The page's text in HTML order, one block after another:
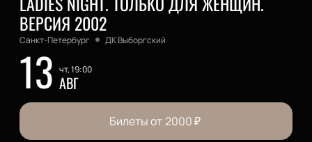
ВЕРСИЯ 2002
Санкт-Петербург ДК Выборгский
13 чт, 19:00
АВГ
Билеты от 2000₽